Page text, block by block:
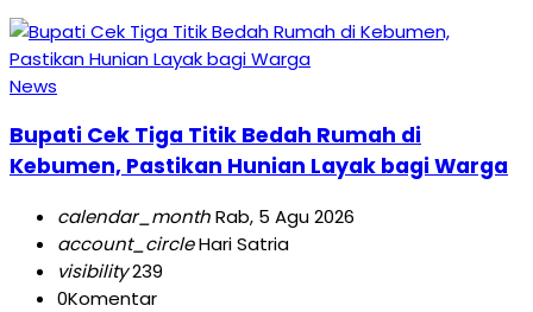
News
Bupati Cek Tiga Titik Bedah Rumah di
Kebumen, Pastikan Hunian Layak bagi Warga
calendar_monthRab, 5 Agu 2026
account_circleHari Satria
visibility239
0Komentar